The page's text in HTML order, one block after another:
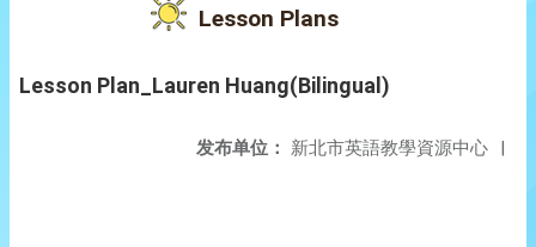
Lesson Plans
Lesson Plan_Lauren Huang(Bilingual)
发布单位： 新北市英語教學資源中心 |